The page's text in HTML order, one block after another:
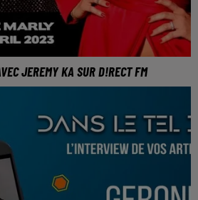
JEREMY KA SUR D!RECT FM
Lorraine